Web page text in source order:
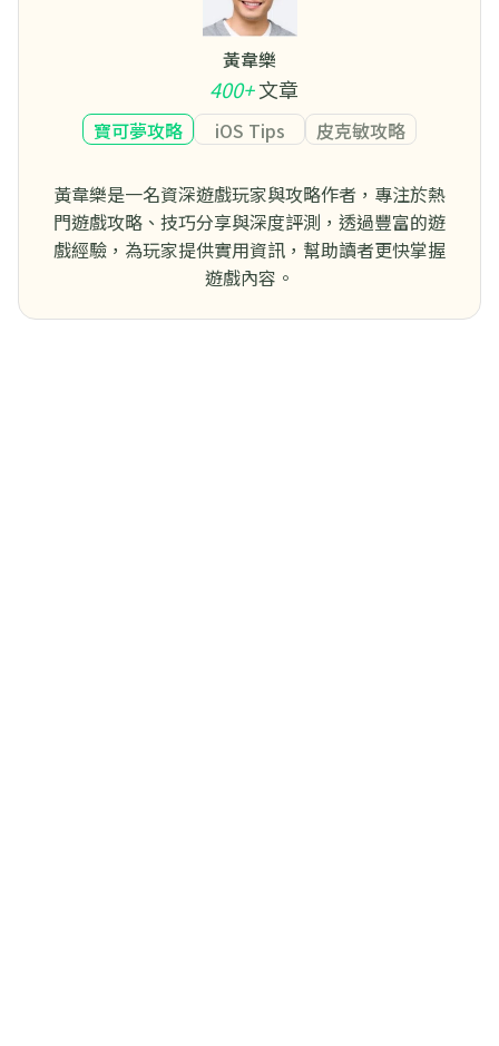
黃韋樂
400+文章
寶可夢攻略 iOS Tips 皮克敏攻略
黃韋樂是一名資深遊戲玩家與攻略作者，專注於熱
門遊戲攻略、技巧分享與深度評測，透過豐富的遊
戲經驗，為玩家提供實用資訊，幫助讀者更快掌握
遊戲內容。